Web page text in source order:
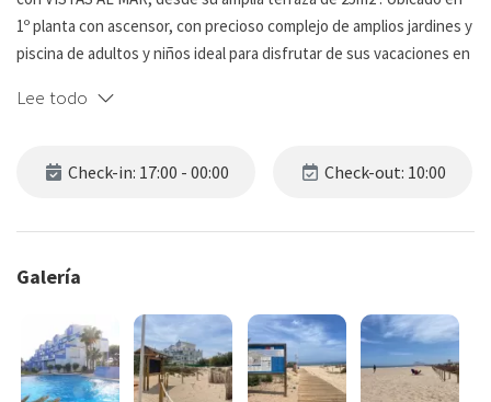
1º planta con ascensor, con precioso complejo de amplios jardines y
piscina de adultos y niños ideal para disfrutar de sus vacaciones en
urbanización PLAYASURF, conocida por su ambiente familiar en la
acceder a la habitación principal climatizada con baño en suite y
todos los electrodomésticos., El salón comedor nos da acceso a
una agradable terraza muy amplia y equipada con dos grandes
toldos, con vistas al Mar, jardín y piscina .
Lee todo
Check-in: 17:00 - 00:00 Check-out: 10:00
Galería